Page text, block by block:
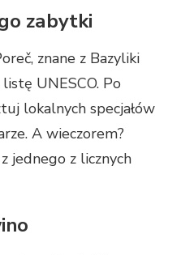
zabytki
znane z Bazyliki
UNESCO. Po
lokalnych specjałów
A wieczorem?
jednego z licznych